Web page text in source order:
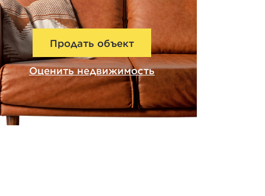
Продать объект
Оценить недвижимость